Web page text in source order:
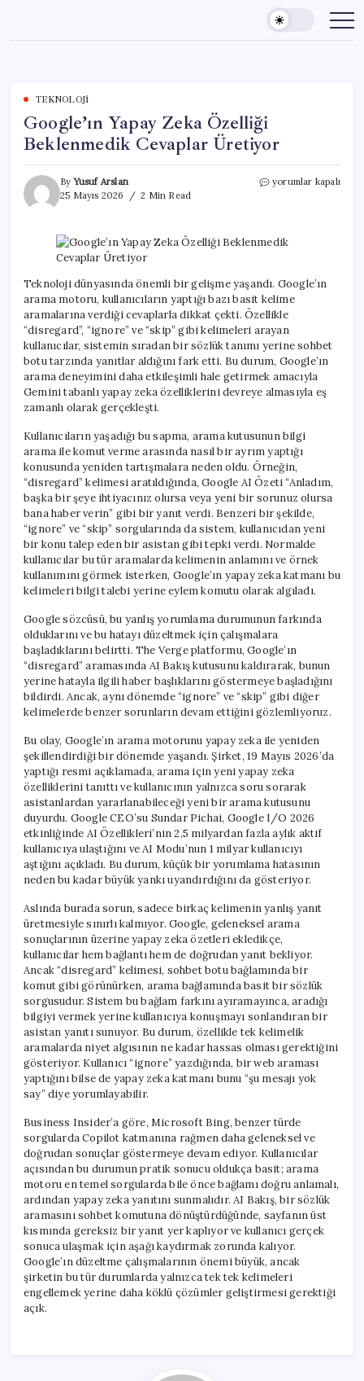
content
TEKNOLOJI
Google’ın Yapay Zeka Özelliği
Beklenmedik Cevaplar Üretiyor
ByYusuf Arslan
25 Mayıs 2026
2 Min Read
Google’ın
Beklenmedik
Cevaplar
için
yorumlar kapalı
Teknoloji dünyasında önemli bir gelişme yaşandı. Google’ın
arama motoru, kullanıcıların yaptığı bazı basit kelime
aramalarına verdiği cevaplarla dikkat çekti. Özellikle
“disregard”, “ignore” ve “skip” gibi kelimeleri arayan
kullanıcılar, sistemin sıradan bir sözlük tanımı yerine sohbet
botu tarzında yanıtlar aldığını fark etti. Bu durum, Google’ın
arama deneyimini daha etkileşimli hale getirmek amacıyla
Gemini tabanlı yapay zeka özelliklerini devreye almasıyla eş
zamanlı olarak gerçekleşti.
Kullanıcıların yaşadığı bu sapma, arama kutusunun bilgi
arama ile komut verme arasında nasıl bir ayrım yaptığı
konusunda yeniden tartışmalara neden oldu. Örneğin,
“disregard” kelimesi aratıldığında, Google AI Özeti “Anladım,
başka bir şeye ihtiyacınız olursa veya yeni bir sorunuz olursa
bana haber verin” gibi bir yanıt verdi. Benzeri bir şekilde,
“ignore” ve “skip” sorgularında da sistem, kullanıcıdan yeni
bir konu talep eden bir asistan gibi tepki verdi. Normalde
kullanıcılar bu tür aramalarda kelimenin anlamını ve örnek
kullanımını görmek isterken, Google’ın yapay zeka katmanı bu
kelimeleri bilgi talebi yerine eylem komutu olarak algıladı.
Google sözcüsü, bu yanlış yorumlama durumunun farkında
olduklarını ve bu hatayı düzeltmek için çalışmalara
başladıklarını belirtti. The Verge platformu, Google’ın
“disregard” aramasında AI Bakış kutusunu kaldırarak, bunun
yerine hatayla ilgili haber başlıklarını göstermeye başladığını
bildirdi. Ancak, aynı dönemde “ignore” ve “skip” gibi diğer
kelimelerde benzer sorunların devam ettiğini gözlemliyoruz.
Bu olay, Google’ın arama motorunu yapay zeka ile yeniden
şekillendirdiği bir dönemde yaşandı. Şirket, 19 Mayıs 2026’da
yaptığı resmi açıklamada, arama için yeni yapay zeka
özelliklerini tanıttı ve kullanıcının yalnızca soru sorarak
asistanlardan yararlanabileceği yeni bir arama kutusunu
duyurdu. Google CEO’su Sundar Pichai, Google I/O 2026
etkinliğinde AI Özellikleri’nin 2,5 milyardan fazla aylık aktif
kullanıcıya ulaştığını ve AI Modu’nun 1 milyar kullanıcıyı
aştığını açıkladı. Bu durum, küçük bir yorumlama hatasının
neden bu kadar büyük yankı uyandırdığını da gösteriyor.
Aslında burada sorun, sadece birkaç kelimenin yanlış yanıt
üretmesiyle sınırlı kalmıyor. Google, geleneksel arama
sonuçlarının üzerine yapay zeka özetleri ekledikçe,
kullanıcılar hem bağlantı hem de doğrudan yanıt bekliyor.
Ancak “disregard” kelimesi, sohbet botu bağlamında bir
komut gibi görünürken, arama bağlamında basit bir sözlük
sorgusudur. Sistem bu bağlam farkını ayıramayınca, aradığı
bilgiyi vermek yerine kullanıcıya konuşmayı sonlandıran bir
asistan yanıtı sunuyor. Bu durum, özellikle tek kelimelik
aramalarda niyet algısının ne kadar hassas olması gerektiğini
gösteriyor. Kullanıcı “ignore” yazdığında, bir web araması
yaptığını bilse de yapay zeka katmanı bunu “şu mesajı yok
say” diye yorumlayabilir.
Business Insider’a göre, Microsoft Bing, benzer türde
sorgularda Copilot katmanına rağmen daha geleneksel ve
doğrudan sonuçlar göstermeye devam ediyor. Kullanıcılar
açısından bu durumun pratik sonucu oldukça basit; arama
motoru en temel sorgularda bile önce bağlamı doğru anlamalı,
ardından yapay zeka yanıtını sunmalıdır. AI Bakış, bir sözlük
aramasını sohbet komutuna dönüştürdüğünde, sayfanın üst
kısmında gereksiz bir yanıt yer kaplıyor ve kullanıcı gerçek
sonuca ulaşmak için aşağı kaydırmak zorunda kalıyor.
Google’ın düzeltme çalışmalarının önemi büyük, ancak
şirketin bu tür durumlarda yalnızca tek tek kelimeleri
engellemek yerine daha köklü çözümler geliştirmesi gerektiği
açık.